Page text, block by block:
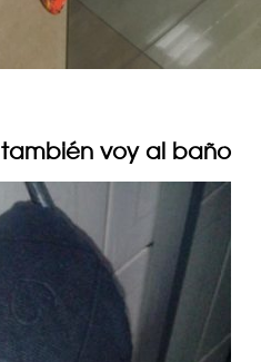
también voy al baño